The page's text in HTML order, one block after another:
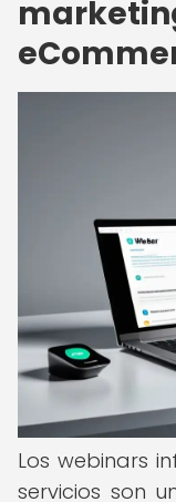
Los webinars
servicios son